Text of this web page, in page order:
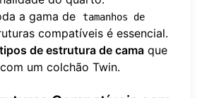
a gama de
tamanhos de
compatíveis é essencial.
tipos de estrutura de cama que
um colchão Twin.